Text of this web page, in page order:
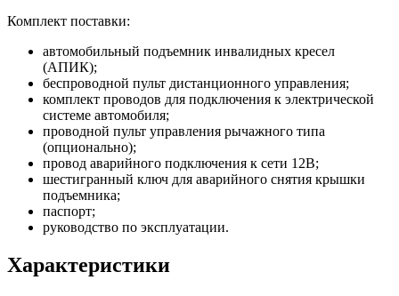
Комплект поставки:
автомобильный подъемник инвалидных кресел
(АПИК);
беспроводной пульт дистанционного управления;
комплект проводов для подключения к электрической
системе автомобиля;
проводной пульт управления рычажного типа
(опционально);
провод аварийного подключения к сети 12В;
шестигранный ключ для аварийного снятия крышки
подъемника;
паспорт;
руководство по эксплуатации.
Характеристики